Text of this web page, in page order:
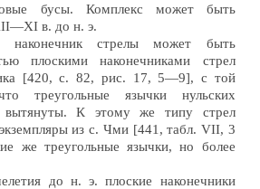
бусы. Комплекс может быть
в. до н. э.
наконечник стрелы может быть
плоскими наконечниками стрел
[420, с. 82, рис. 17, 5—9], с той
треугольные язычки нульских
вытянуты. К этому же типу стрел
из с. Чми [441, табл. VII, 3
же треугольные язычки, но более
до н. э. плоские наконечники